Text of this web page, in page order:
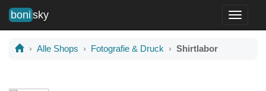
Toggle
boni sky
Alle Shops Fotografie & Druck Shirtlabor